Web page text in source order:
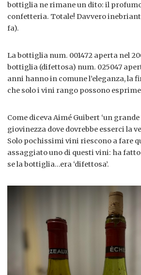
bottiglia ne rimane un dito: il
confetteria. Totale! Davvero
fa).
La bottiglia num. 001472 aperta nel
bottiglia (difettosa) num. 025047
anni hanno in comune l’eleganza, la
che solo i vini rango possono
Come diceva Aimé Guibert ‘un
giovinezza dove dovrebbe esserci la
Solo pochissimi vini riescono a fare
assaggiato uno di questi vini: ha
se la bottiglia…era ‘difettosa’.